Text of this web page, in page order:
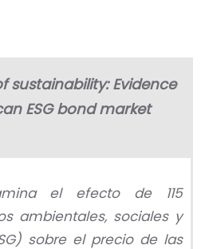
sustainability: Evidence
ESG bond market
el efecto de 115
ambientales, sociales y
sobre el precio de las